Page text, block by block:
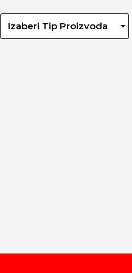
Izaberi Tip Proizvoda